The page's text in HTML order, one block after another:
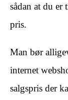
sådan at du er
pris.
Man bør
internet
salgspris der